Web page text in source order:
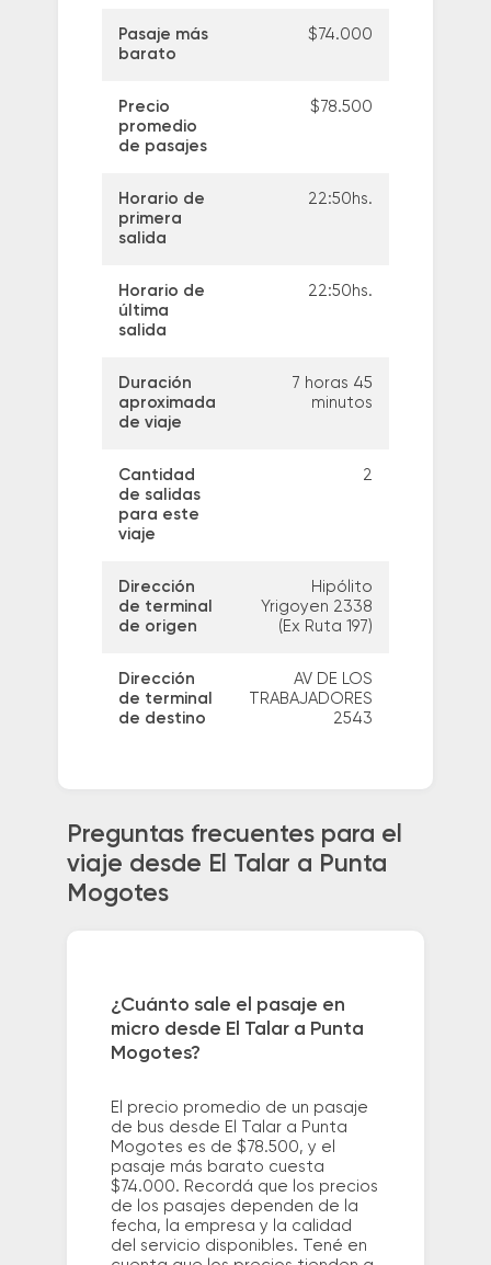
Pasaje más
barato
$74.000
Precio
promedio
de pasajes
$78.500
Horario de
primera
salida
22:50hs.
Horario de
última
salida
22:50hs.
Duración
aproximada
de viaje
7 horas 45
minutos
Cantidad
de salidas
para este
viaje
2
Dirección
de terminal
de origen
Hipólito
Yrigoyen 2338
(Ex Ruta 197)
Dirección
de terminal
de destino
AV DE LOS
TRABAJADORES
2543
Preguntas frecuentes para el
viaje desde El Talar a Punta
Mogotes
¿Cuánto sale el pasaje en
micro desde El Talar a Punta
Mogotes?
El precio promedio de un pasaje
de bus desde El Talar a Punta
Mogotes es de $78.500, y el
pasaje más barato cuesta
$74.000. Recordá que los precios
de los pasajes dependen de la
fecha, la empresa y la calidad
del servicio disponibles. Tené en